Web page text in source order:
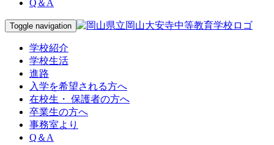
Q＆A
Toggle navigation
学校紹介
学校生活
進路
入学を希望される方へ
在校生・ 保護者の方へ
卒業生の方へ
事務室より
Q＆A